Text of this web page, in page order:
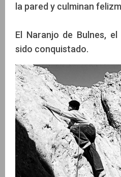
la pared y culminan
El Naranjo de Bulnes,
sido conquistado.